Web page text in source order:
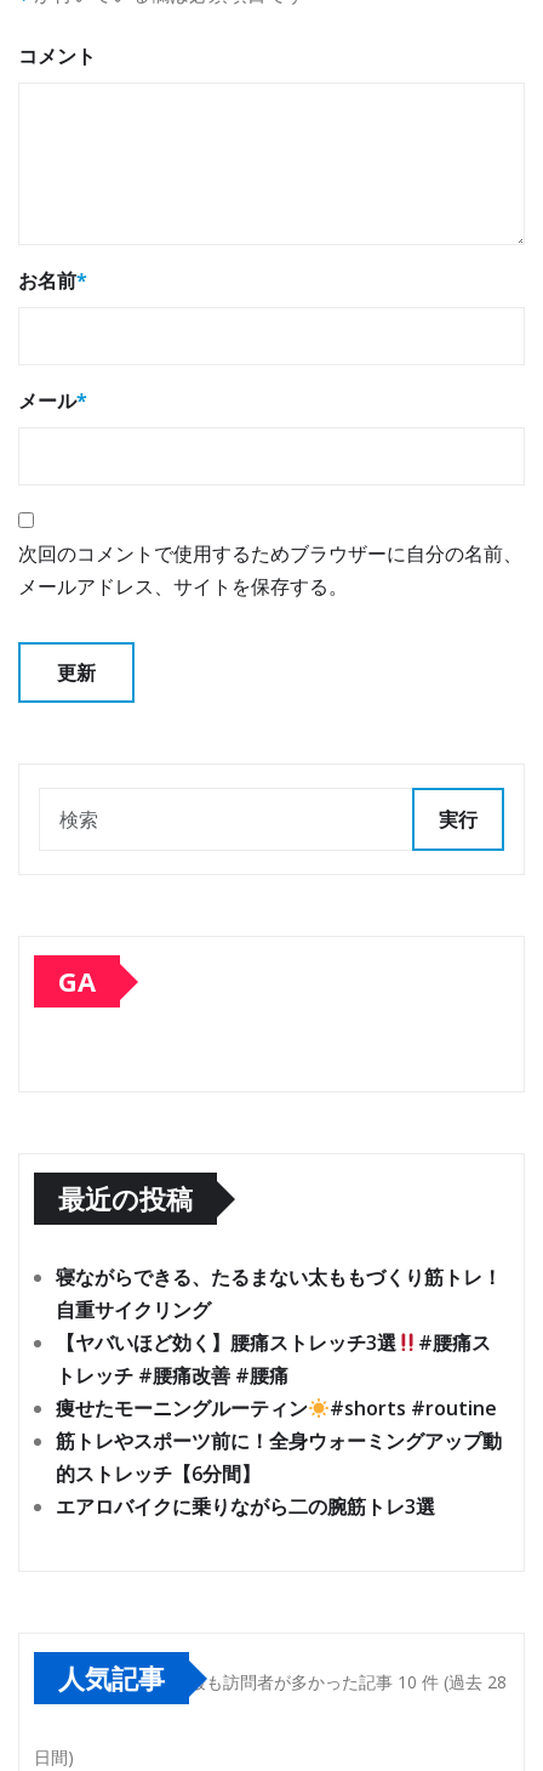
コメント
お名前*
メール*
次回のコメントで使用するためブラウザーに自分の名前、
メールアドレス、サイトを保存する。
実行
GA
最近の投稿
寝ながらできる、たるまない太ももづくり筋トレ！
自重サイクリング
【ヤバいほど効く】腰痛ストレッチ3選
#腰痛ス
トレッチ #腰痛改善 #腰痛
痩せたモーニングルーティン
#shorts #routine
筋トレやスポーツ前に！全身ウォーミングアップ動
的ストレッチ【6分間】
エアロバイクに乗りながら二の腕筋トレ3選
人気記事 最も訪問者が多かった記事 10 件 (過去 28
日間)